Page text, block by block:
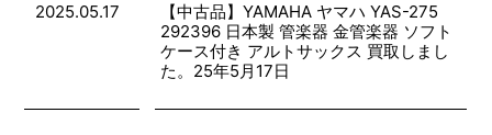
2025.05.17
【中古品】YAMAHA ヤマハ YAS-275
292396 日本製 管楽器 金管楽器 ソフト
ケース付き アルトサックス 買取しまし
た。25年5月17日